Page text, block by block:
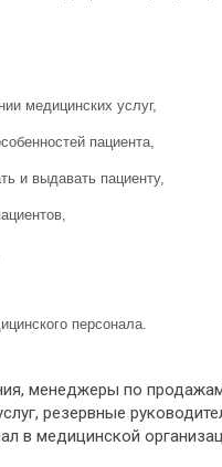
медицинских услуг,
пациента,
и выдавать пациенту,
персонала.
менеджеры по
резервные
в медицинской